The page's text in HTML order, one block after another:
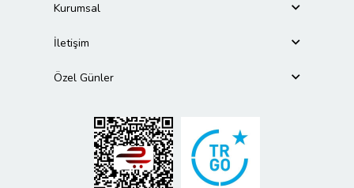
Kurumsal
İletişim
Özel Günler